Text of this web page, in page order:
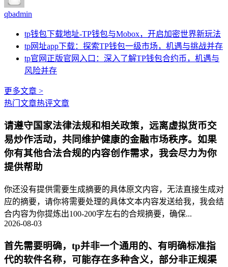
qbadmin
tp钱包下载地址-TP钱包与Mobox，开启加密世界新玩法
tp网址app下载：探索TP钱包一级市场，机遇与挑战并存
tp官网正版官网入口：深入了解TP钱包合约币，机遇与
风险并存
更多文章 >
热门文章热评文章
请遵守国家法律法规和相关政策，远离虚拟货币交
易炒作活动，共同维护健康的金融市场秩序。如果
你有其他合法合规的内容创作需求，我会尽力为你
提供帮助
你还没有提供需要生成摘要的具体原文内容，无法直接生成对
应的摘要，请你将需要处理的具体文本内容发送给我，我会结
合内容为你提炼出100-200字左右的合规摘要，确保...
2026-08-03
首先需要明确，tp并非一个通用的、有明确标准指
代的软件名称，可能存在多种含义，部分非正规渠